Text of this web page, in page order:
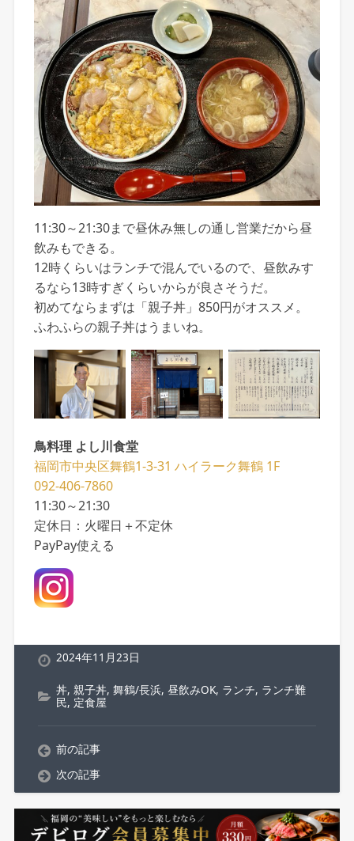
11:30～21:30まで昼休み無しの通し営業だから昼
飲みもできる。
12時くらいはランチで混んでいるので、昼飲みす
るなら13時すぎくらいからが良さそうだ。
初めてならまずは「親子丼」850円がオススメ。
ふわふらの親子丼はうまいね。
鳥料理 よし川食堂
福岡市中央区舞鶴1-3-31 ハイラーク舞鶴 1F
092-406-7860
11:30～21:30
定休日：火曜日＋不定休
PayPay使える
2024年11月23日
丼, 親子丼, 舞鶴/長浜, 昼飲みOK, ランチ, ランチ難
民, 定食屋
前の記事
次の記事